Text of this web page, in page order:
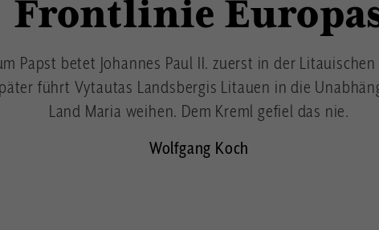
Frontlinie
Papst betet Johannes Paul II. zuerst in der
führt Vytautas Landsbergis Litauen in die
Land Maria weihen. Dem Kreml gefiel das nie.
Wolfgang Koch